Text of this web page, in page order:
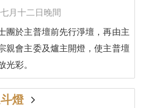
七月十二日晚間
團於主普壇前先行淨壇，再由主
親會主委及爐主開燈，使主普壇
光彩。
燈